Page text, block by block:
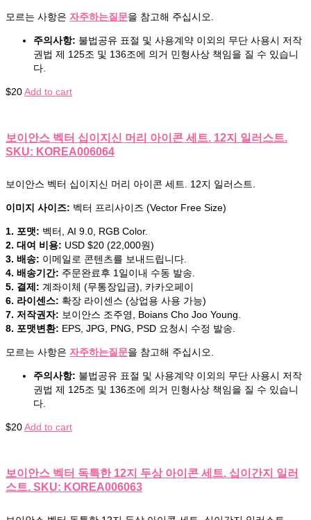
모르는 사항은 자주하는질문을 참고해 주십시오.
주의사항: 불법공유 표절 및 사용계약 이외의 무단 사용시 저작
권법 제 125조 및 136조에 의거 민형사상 책임을 질 수 있습니
다.
$20Add to cart
보이안스 벡터 십이지신 머리 아이콘 세트. 12지 일러스트.
SKU: KOREA006064
보이안스 벡터 십이지신 머리 아이콘 세트. 12지 일러스트.
이미지 사이즈: 벡터 프리사이즈 (Vector Free Size)
1. 포맷: 벡터, AI 9.0, RGB Color.
2. 대여 비용: USD $20 (22,000원)
3. 배송: 이메일로 콘텐츠를 보내드립니다.
4. 배송기간: 주문완료후 1일이내 수동 발송.
5. 결제: 계좌이체 (무통장입금), 카카오페이
6. 라이센스: 확장 라이센스 (상업용 사용 가능)
7. 저작권자: 보이안스 조주영, Boians Cho Joo Young.
8. 포맷변환: EPS, JPG, PNG, PSD 요청시 수정 발송.
모르는 사항은 자주하는질문을 참고해 주십시오.
주의사항: 불법공유 표절 및 사용계약 이외의 무단 사용시 저작
권법 제 125조 및 136조에 의거 민형사상 책임을 질 수 있습니
다.
$20Add to cart
보이안스 벡터 독특한 12지 두상 아이콘 세트. 십이간지 일러
스트. SKU: KOREA006063